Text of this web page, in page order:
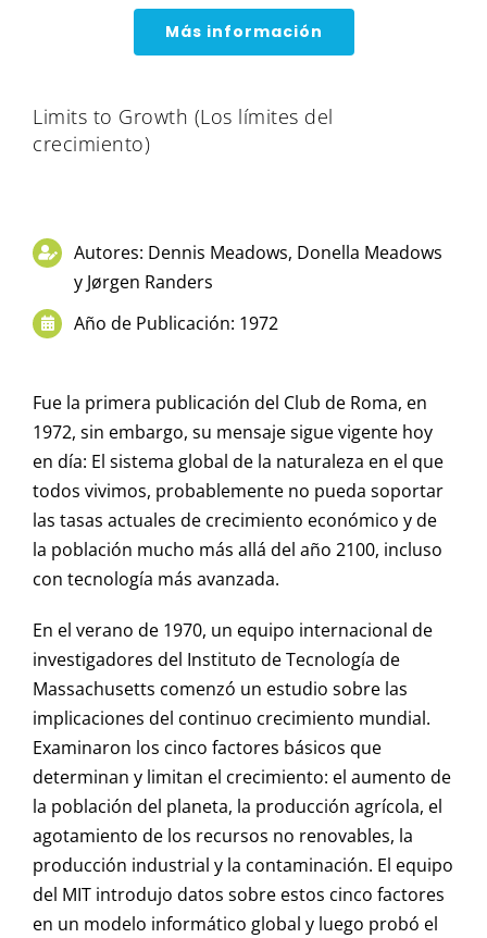
Más información
Limits to Growth (Los límites del
crecimiento)
Autores: Dennis Meadows, Donella Meadows
y Jørgen Randers
Año de Publicación: 1972
Fue la primera publicación del Club de Roma, en
1972, sin embargo, su mensaje sigue vigente hoy
en día: El sistema global de la naturaleza en el que
todos vivimos, probablemente no pueda soportar
las tasas actuales de crecimiento económico y de
la población mucho más allá del año 2100, incluso
con tecnología más avanzada.
En el verano de 1970, un equipo internacional de
investigadores del Instituto de Tecnología de
Massachusetts comenzó un estudio sobre las
implicaciones del continuo crecimiento mundial.
Examinaron los cinco factores básicos que
determinan y limitan el crecimiento: el aumento de
la población del planeta, la producción agrícola, el
agotamiento de los recursos no renovables, la
producción industrial y la contaminación. El equipo
del MIT introdujo datos sobre estos cinco factores
en un modelo informático global y luego probó el